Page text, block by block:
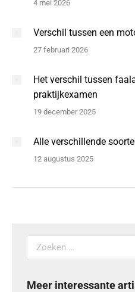
4 mei 2026
Verschil tussen een
27 februari 2026
Het verschil tussen
praktijkexamen
19 december 2025
Alle verschillende
12 augustus 2025
Search:
Meer interessante